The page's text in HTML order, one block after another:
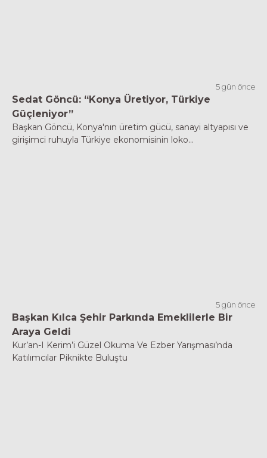
5 gün önce
Sedat Göncü: “Konya Üretiyor, Türkiye
Güçleniyor”
Başkan Göncü, Konya'nın üretim gücü, sanayi altyapısı ve
girişimci ruhuyla Türkiye ekonomisinin loko...
5 gün önce
Başkan Kılca Şehir Parkında Emeklilerle Bir
Araya Geldi
Kur’an-I Kerim’i Güzel Okuma Ve Ezber Yarışması’nda
Katılımcılar Piknikte Buluştu